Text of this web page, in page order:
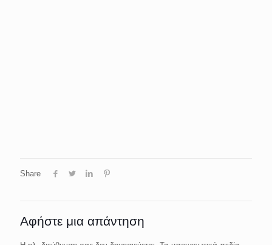
Share
Αφήστε μια απάντηση